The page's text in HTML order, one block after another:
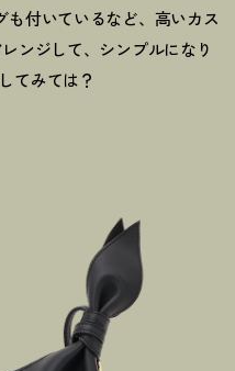
も付いているなど、高いカス
ンジして、シンプルになり
てみては？